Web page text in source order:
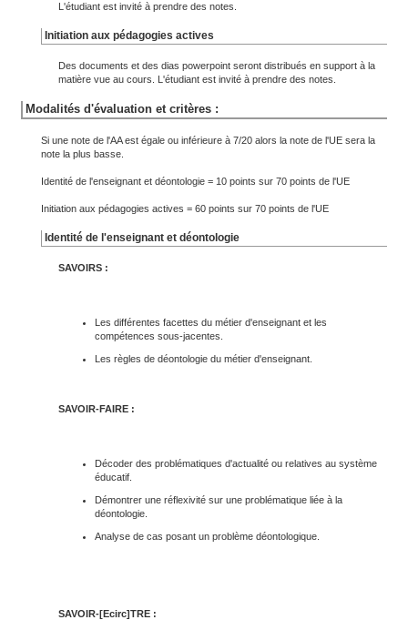
L'étudiant est invité à prendre des notes.
Initiation aux pédagogies actives
Des documents et des dias powerpoint seront distribués en support à la
matière vue au cours. L'étudiant est invité à prendre des notes.
Modalités d'évaluation et critères :
Si une note de l'AA est égale ou inférieure à 7/20 alors la note de l'UE sera la
note la plus basse.
Identité de l'enseignant et déontologie = 10 points sur 70 points de l'UE
Initiation aux pédagogies actives = 60 points sur 70 points de l'UE
Identité de l'enseignant et déontologie
SAVOIRS :
Les différentes facettes du métier d'enseignant et les
compétences sous-jacentes.
Les règles de déontologie du métier d'enseignant.
SAVOIR-FAIRE :
Décoder des problématiques d'actualité ou relatives au système
éducatif.
Démontrer une réflexivité sur une problématique liée à la
déontologie.
Analyse de cas posant un problème déontologique.
SAVOIR-[Ecirc]TRE :